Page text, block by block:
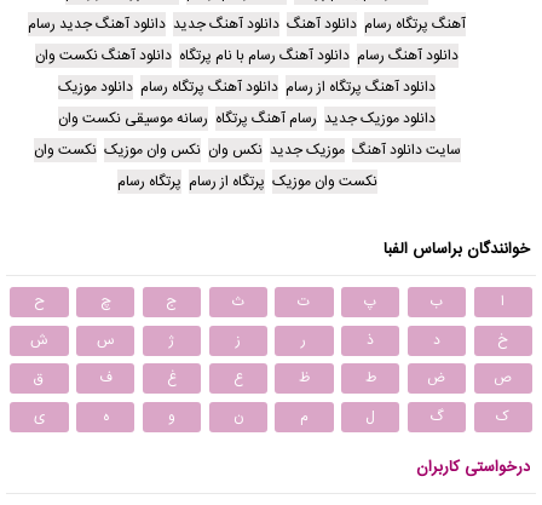
آهنگ پرتگاه رسام دانلود آهنگ دانلود آهنگ جدید دانلود آهنگ جدید رسام
دانلود آهنگ رسام دانلود آهنگ رسام با نام پرتگاه دانلود آهنگ نکست وان
دانلود آهنگ پرتگاه از رسام دانلود آهنگ پرتگاه رسام دانلود موزیک
دانلود موزیک جدید رسام آهنگ پرتگاه رسانه موسیقی نکست وان
سایت دانلود آهنگ موزیک جدید نکس وان نکس وان موزیک نکست وان
نکست وان موزیک پرتگاه از رسام پرتگاه رسام
خوانندگان براساس الفبا
ا ب پ ت ث ج چ
ح
خ
د ذ ر ز ژ س
ش
ص
ض ط ظ ع غ ف
ق
ک
گ ل م ن و ه ی
درخواستی کاربران